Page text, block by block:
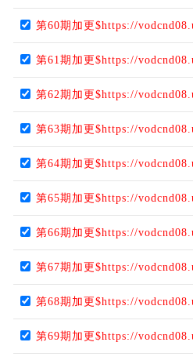
第60期加更$https://
第61期加更$https://
第62期加更$https://
第63期加更$https://
第64期加更$https://
第65期加更$https://
第66期加更$https://
第67期加更$https://
第68期加更$https://
第69期加更$https://